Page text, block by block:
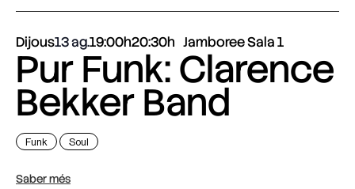
Dijous13 ag.19:00h20:30h Jamboree Sala 1
Pur Funk: Clarence
Bekker Band
Funk Soul
Saber més